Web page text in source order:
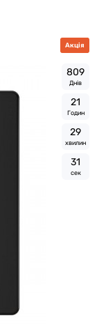
Акція
809
Днів
21
Годин
29
хвилин
30
сек